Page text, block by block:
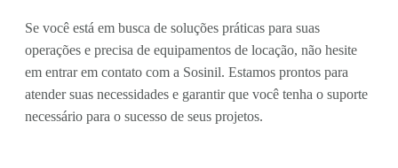
Se você está em busca de soluções práticas para suas
operações e precisa de equipamentos de locação, não hesite
em entrar em contato com a Sosinil. Estamos prontos para
atender suas necessidades e garantir que você tenha o suporte
necessário para o sucesso de seus projetos.